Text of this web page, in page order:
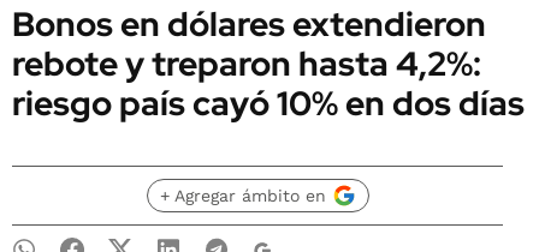
Bonos en dólares extendieron
rebote y treparon hasta 4,2%:
riesgo país cayó 10% en dos días
+ Agregar ámbito en